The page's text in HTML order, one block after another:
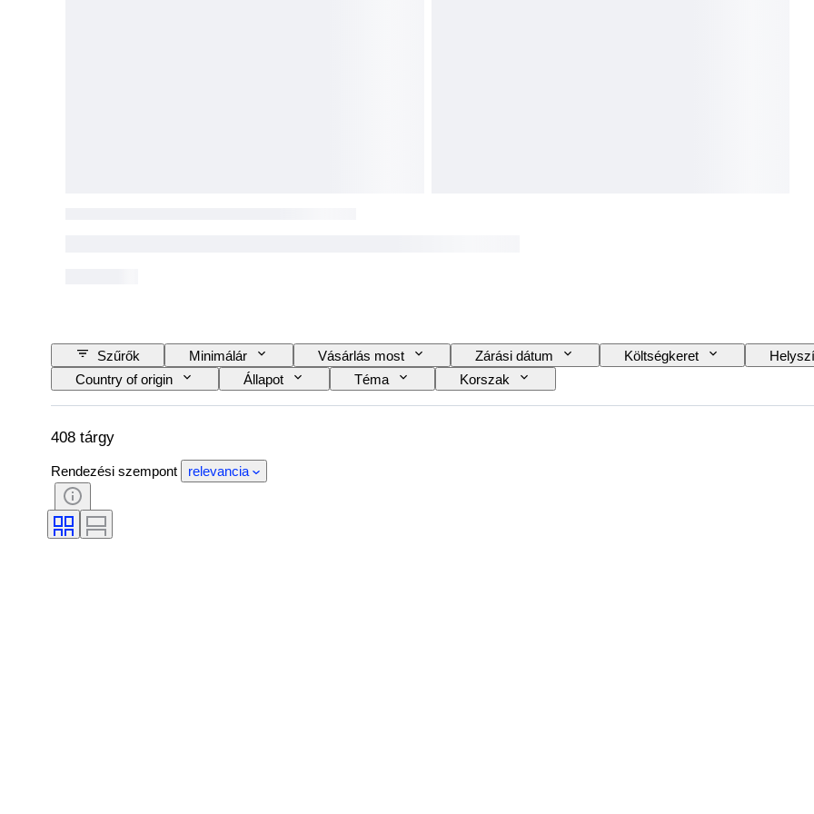
Szűrők Minimálár Vásárlás most Zárási dátum Költségkeret
Country of origin
Állapot Téma Korszak
408 tárgy
Rendezési szempont relevancia